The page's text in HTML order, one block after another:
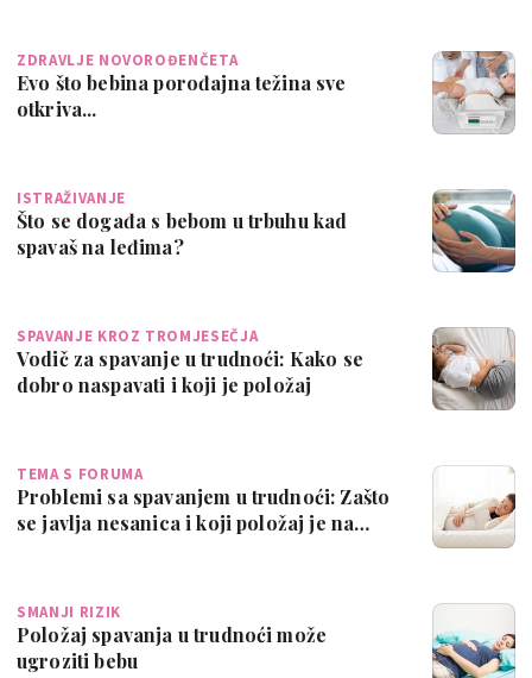
ZDRAVLJE NOVOROĐENČETA
Evo što bebina porođajna težina sve
otkriva...
ISTRAŽIVANJE
Što se događa s bebom u trbuhu kad
spavaš na leđima?
SPAVANJE KROZ TROMJESEČJA
Vodič za spavanje u trudnoći: Kako se
dobro naspavati i koji je položaj
TEMA S FORUMA
Problemi sa spavanjem u trudnoći: Zašto
se javlja nesanica i koji položaj je na…
SMANJI RIZIK
Položaj spavanja u trudnoći može
ugroziti bebu